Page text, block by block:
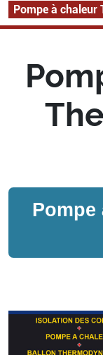
Pompe à chaleur
Pompe